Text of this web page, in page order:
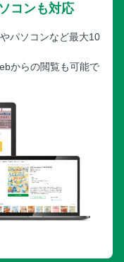
コンも対応
パソコンなど最大10
からの閲覧も可能で